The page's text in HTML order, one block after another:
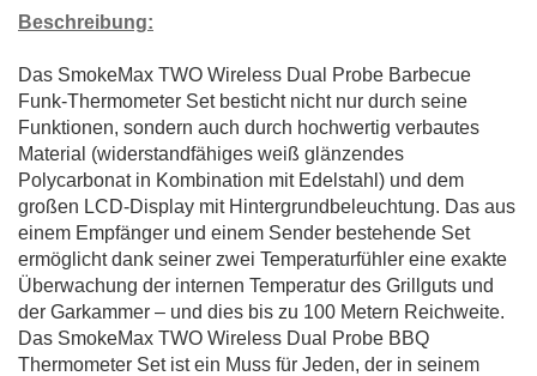
Beschreibung:
Das SmokeMax TWO Wireless Dual Probe Barbecue
Funk-Thermometer Set besticht nicht nur durch seine
Funktionen, sondern auch durch hochwertig verbautes
Material (widerstandfähiges weiß glänzendes
Polycarbonat in Kombination mit Edelstahl) und dem
großen LCD-Display mit Hintergrundbeleuchtung. Das aus
einem Empfänger und einem Sender bestehende Set
ermöglicht dank seiner zwei Temperaturfühler eine exakte
Überwachung der internen Temperatur des Grillguts und
der Garkammer – und dies bis zu 100 Metern Reichweite.
Das SmokeMax TWO Wireless Dual Probe BBQ
Thermometer Set ist ein Muss für Jeden, der in seinem